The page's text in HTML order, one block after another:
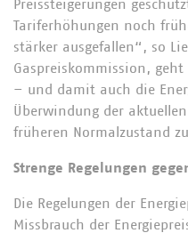
Preissteigerungen
Tariferhöhungen noch
stärker ausgefallen“, so
Gaspreiskommission,
– und damit auch die
Überwindung der
früheren Normalzustand
Strenge Regelungen
Die Regelungen der
Missbrauch der